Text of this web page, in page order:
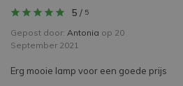
5 / 5
Gepost door: Antonia op 20
September 2021
Erg mooie lamp voor een goede prijs